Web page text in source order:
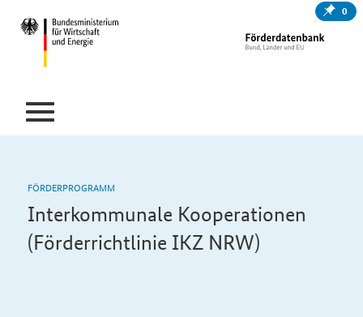
0
FÖRDERPROGRAMM
Interkommunale Kooperationen
(Förderrichtlinie IKZ NRW)